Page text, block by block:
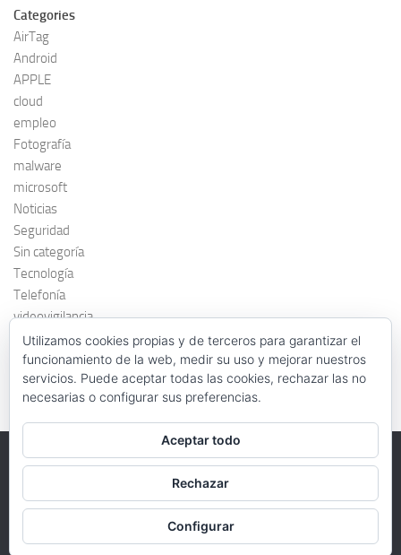
Categories
AirTag
Android
APPLE
cloud
empleo
Fotografía
malware
microsoft
Noticias
Seguridad
Sin categoría
Tecnología
Telefonía
videovigilancia
windows 7
FernandoAgar.es © 2026. Todos los derechos reservados.
Funciona con - Diseñado con elTema Hueman
Utilizamos cookies propias y de terceros para garantizar el
funcionamiento de la web, medir su uso y mejorar nuestros
servicios. Puede aceptar todas las cookies, rechazar las no
necesarias o configurar sus preferencias.
Aceptar todo
Rechazar
Configurar